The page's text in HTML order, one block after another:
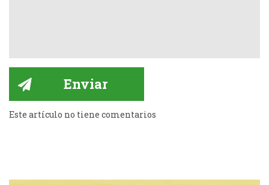
Este artículo no tiene comentarios